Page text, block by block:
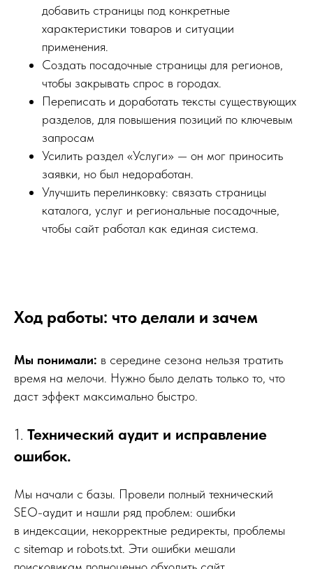
добавить страницы под конкретные
характеристики товаров и ситуации
применения.
Создать посадочные страницы для регионов,
чтобы закрывать спрос в городах.
Переписать и доработать тексты существующих
разделов, для повышения позиций по ключевым
запросам
Усилить раздел «Услуги» — он мог приносить
заявки, но был недоработан.
Улучшить перелинковку: связать страницы
каталога, услуг и региональные посадочные,
чтобы сайт работал как единая система.
Ход работы: что делали и зачем
Мы понимали: в середине сезона нельзя тратить
время на мелочи. Нужно было делать только то, что
даст эффект максимально быстро.
1. Технический аудит и исправление
ошибок.
Мы начали с базы. Провели полный технический
SEO-аудит и нашли ряд проблем: ошибки
в индексации, некорректные редиректы, проблемы
с sitemap и robots.txt. Эти ошибки мешали